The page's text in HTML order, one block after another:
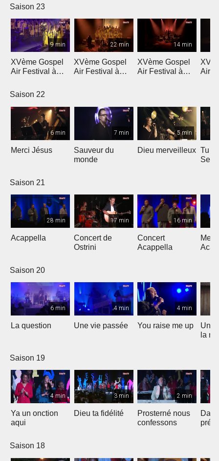
Saison 23
9 min
XVème Gospel
Air Festival à
22 min
XVème Gospel
Air Festival à
14 min
XVème Gospel
Air Festival à
Air
Saison 22
6 min
Merci Jésus
7 min
Sauveur du
monde
5 min
Dieu merveilleux Tu
Saison 21
28 min
Acappella
17 min
Concert de
Ostrini
16 min
Concert
Acappella
Saison 20
6 min
La question
4 min
Une vie passée
4 min
You raise me up
Une
la
Saison 19
4 min
Ya un onction
aqui
3 min
Dieu ta fidélité
2 min
Prosterné nous
confessons
Saison 18